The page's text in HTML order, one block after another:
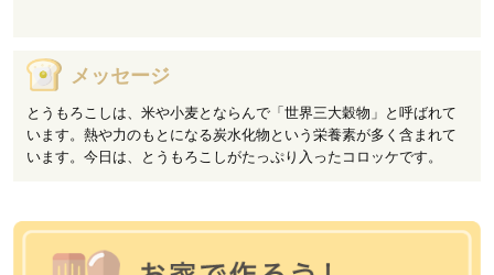
メッセージ
とうもろこしは、米や小麦とならんで「世界三大穀物」と呼ばれて
います。熱や力のもとになる炭水化物という栄養素が多く含まれて
います。今日は、とうもろこしがたっぷり入ったコロッケです。